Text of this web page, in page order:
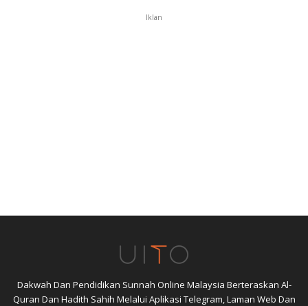
Iklan
Dakwah Dan Pendidikan Sunnah Online Malaysia Berteraskan Al-
Quran Dan Hadith Sahih Melalui Aplikasi Telegram, Laman Web Dan